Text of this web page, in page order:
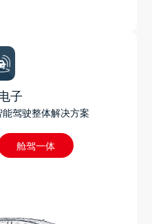
子
驾驶整体解决方案
舱驾一体